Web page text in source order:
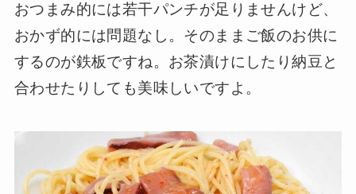
おつまみ的には若干パンチが足りませんけど、
おかず的には問題なし。そのままご飯のお供に
するのが鉄板ですね。お茶漬けにしたり納豆と
合わせたりしても美味しいですよ。